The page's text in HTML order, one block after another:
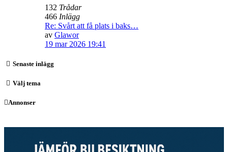
132 Trådar
466 Inlägg
Re: Svårt att få plats i baks…
av Glawor
19 mar 2026 19:41
Senaste inlägg
Välj tema
Annonser